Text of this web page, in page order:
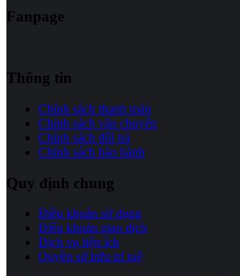
Fanpage
Thông tin
Chính sách thanh toán
Chính sách vận chuyển
Chính sách đổi trả
Chính sách bảo hành
Quy định chung
Điều khoản sử dụng
Điều khoản giao dịch
Dịch vụ tiện ích
Quyền sở hữu trí tuệ